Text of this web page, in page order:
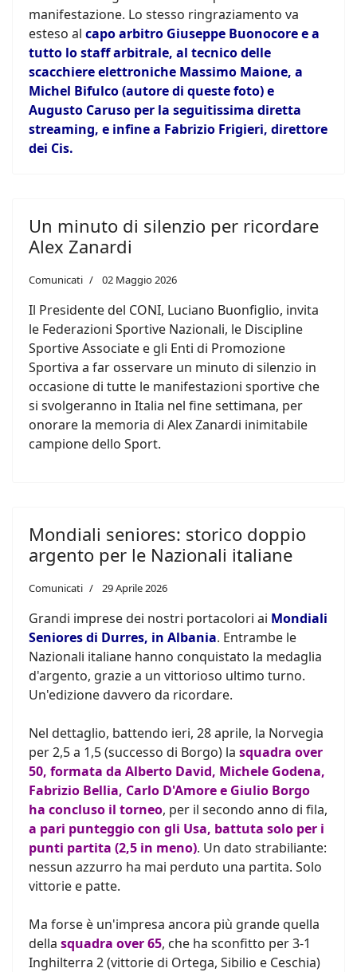
manifestazione. Lo stesso ringraziamento va
esteso al capo arbitro Giuseppe Buonocore e a
tutto lo staff arbitrale, al tecnico delle
scacchiere elettroniche Massimo Maione, a
Michel Bifulco (autore di queste foto) e
Augusto Caruso per la seguitissima diretta
streaming, e infine a Fabrizio Frigieri, direttore
dei Cis.
Un minuto di silenzio per ricordare
Alex Zanardi
Comunicati 02 Maggio 2026
Il Presidente del CONI, Luciano Buonfiglio, invita
le Federazioni Sportive Nazionali, le Discipline
Sportive Associate e gli Enti di Promozione
Sportiva a far osservare un minuto di silenzio in
occasione di tutte le manifestazioni sportive che
si svolgeranno in Italia nel fine settimana, per
onorare la memoria di Alex Zanardi inimitabile
campione dello Sport.
Mondiali seniores: storico doppio
argento per le Nazionali italiane
Comunicati 29 Aprile 2026
Grandi imprese dei nostri portacolori ai Mondiali
Seniores di Durres, in Albania. Entrambe le
Nazionali italiane hanno conquistato la medaglia
d'argento, grazie a un vittorioso ultimo turno.
Un'edizione davvero da ricordare.
Nel dettaglio, battendo ieri, 28 aprile, la Norvegia
per 2,5 a 1,5 (successo di Borgo) la squadra over
50, formata da Alberto David, Michele Godena,
Fabrizio Bellia, Carlo D'Amore e Giulio Borgo
ha concluso il torneo, per il secondo anno di fila,
a pari punteggio con gli Usa, battuta solo per i
punti partita (2,5 in meno). Un dato strabiliante:
nessun azzurro ha mai perduto una partita. Solo
vittorie e patte.
Ma forse è un'impresa ancora più grande quella
della squadra over 65, che ha sconfitto per 3-1
Inghilterra 2 (vittorie di Ortega, Sibilio e Ceschia)